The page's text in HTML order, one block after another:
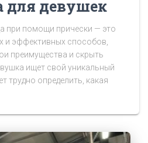
для девушек
при помощи прически — это
и эффективных способов,
преимущества и скрыть
ищет свой уникальный
трудно определить, какая